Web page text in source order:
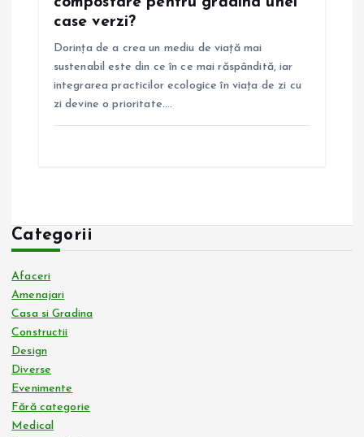
case verzi?
Dorința de a crea un mediu de viață mai
sustenabil este din ce în ce mai răspândită, iar
integrarea practicilor ecologice în viața de zi cu
zi devine o prioritate.…
Categorii
Afaceri
Amenajari
Casa si Gradina
Constructii
Design
Diverse
Evenimente
Fără categorie
Medical